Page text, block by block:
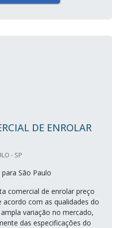
DE ENROLAR
- SP
São Paulo
comercial de enrolar preço
acordo com as qualidades do
variação no mercado,
das especificações do